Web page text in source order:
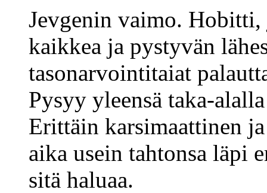
Jevgenin vaimo. Hobitti,
kaikkea ja pystyvän
tasonarvointitaiat
Pysyy yleensä taka-
Erittäin karsimaattinen
aika usein tahtonsa läpi
sitä haluaa.